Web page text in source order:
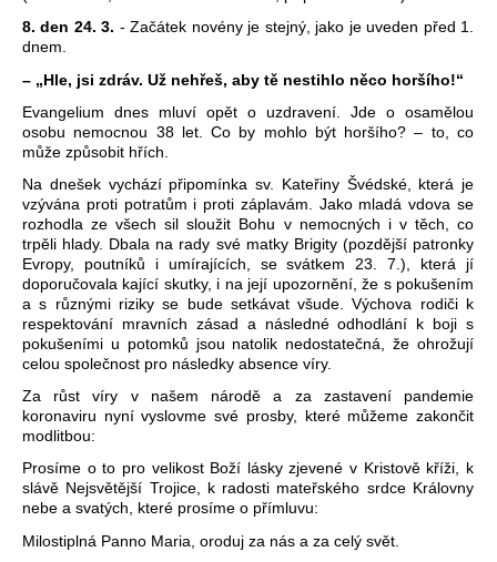
8. den 24. 3. - Začátek novény je stejný, jako je uveden před 1.
dnem.
– „Hle, jsi zdráv. Už nehřeš, aby tě nestihlo něco horšího!“
Evangelium dnes mluví opět o uzdravení. Jde o osamělou
osobu nemocnou 38 let. Co by mohlo být horšího? – to, co
může způsobit hřích.
Na dnešek vychází připomínka sv. Kateřiny Švédské, která je
vzývána proti potratům i proti záplavám. Jako mladá vdova se
rozhodla ze všech sil sloužit Bohu v nemocných i v těch, co
trpěli hlady. Dbala na rady své matky Brigity (pozdější patronky
Evropy, poutníků i umírajících, se svátkem 23. 7.), která jí
doporučovala kající skutky, i na její upozornění, že s pokušením
a s různými riziky se bude setkávat všude. Výchova rodiči k
respektování mravních zásad a následné odhodlání k boji s
pokušeními u potomků jsou natolik nedostatečná, že ohrožují
celou společnost pro následky absence víry.
Za růst víry v našem národě a za zastavení pandemie
koronaviru nyní vyslovme své prosby, které můžeme zakončit
modlitbou:
Prosíme o to pro velikost Boží lásky zjevené v Kristově kříži, k
slávě Nejsvětější Trojice, k radosti mateřského srdce Královny
nebe a svatých, které prosíme o přímluvu:
Milostiplná Panno Maria, oroduj za nás a za celý svět.